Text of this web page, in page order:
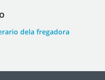
dela fregadora